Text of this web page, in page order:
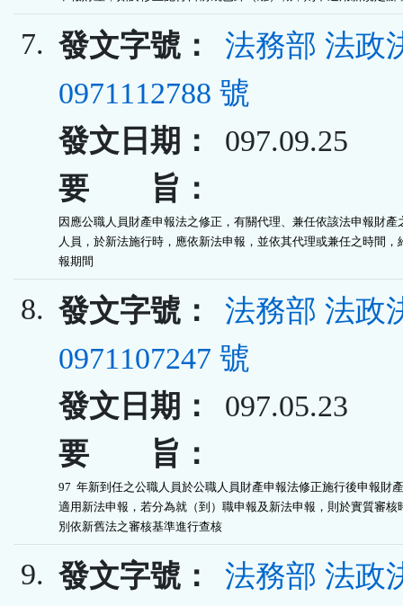
7. 發文字號：
法務部 法政
0971112788 號
發文日期：
097.09.25
要 旨：
因應公職人員財產申報法之修正，有關代理、兼任依該法申報財產
人員，於新法施行時，應依新法申報，並依其代理或兼任之時間，
報期間
8. 發文字號：
法務部 法政
0971107247 號
發文日期：
097.05.23
要 旨：
97  年新到任之公職人員於公職人員財產申報法修正施行後申報財
適用新法申報，若分為就（到）職申報及新法申報，則於實質審核
別依新舊法之審核基準進行查核
9. 發文字號：
法務部 法政